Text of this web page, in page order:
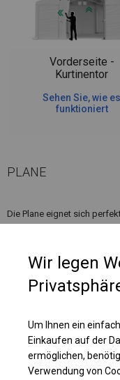
Vorderseite -
Kurtinentor
Sehen Sie, wie es
funktioniert
PLANE
Die Plane eignet sich
Wir legen
Um Ihnen ein
Einkaufen auf der
ermöglichen,
Verwendung von